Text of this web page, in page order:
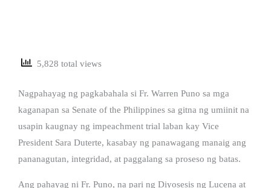
5,828 total views
Nagpahayag ng pagkabahala si Fr. Warren Puno sa mga
kaganapan sa Senate of the Philippines sa gitna ng umiinit na
usapin kaugnay ng impeachment trial laban kay Vice
President Sara Duterte, kasabay ng panawagang manaig ang
pananagutan, integridad, at paggalang sa proseso ng batas.
Ang pahayag ni Fr. Puno, na pari ng Diyosesis ng Lucena at